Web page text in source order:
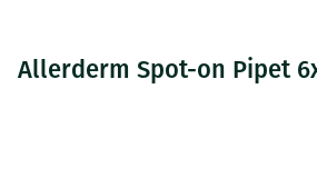
Allerderm Spot-on Pipet